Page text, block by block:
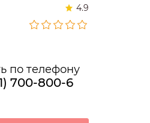
ПОЧЕМУ МЫ?
4.9
по телефону
700-800-6